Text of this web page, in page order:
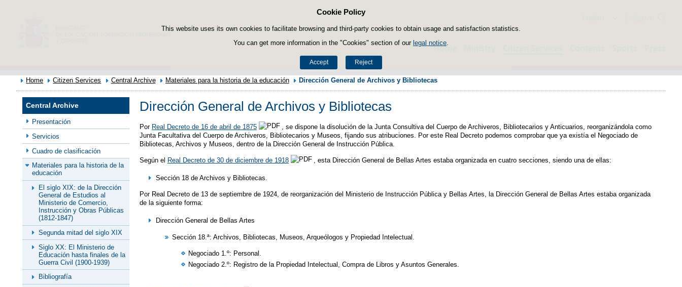
Cookie Policy
This website uses its own cookies to facilitate browsing and third-party cookies to obtain usage and satisfaction statistics.
You can get more information in the "Cookies" section of our legal notice
Accept Reject
Skip to content
Home
Home Citizen Services Central Archive Materiales para la historia de la educación Dirección General de Archivos y Bibliotecas
Central Archive
Presentación
Servicios
Cuadro de clasificación
Materiales para la historia de la
educación
El siglo XIX: de la Dirección
General de Estudios al
Ministerio de Comercio,
Instrucción y Obras Públicas
(1812-1847)
Segunda mitad del siglo XIX
Siglo XX: El Ministerio de
Educación hasta finales de la
Guerra Civil (1900-1939)
Bibliografía
Dirección General de Archivos y Bibliotecas
Por Real Decreto de 16 de abril de 1875
, se dispone la disolución de la Junta Consultiva del Cuerpo de Archiveros, Bibliotecarios y Anticuarios, reorganizándola como
Junta Facultativa del Cuerpo de Archiveros, Bibliotecarios y Museos, fijando sus atribuciones. Por este Real Decreto podemos comprobar que ya existía el Negociado de
Bibliotecas, Archivos y Museos, dentro de la Dirección General de Instrucción Pública.
Según el Real Decreto de 30 de diciembre de 1918 , esta Dirección General de Bellas Artes estaba organizada en cuatro secciones, siendo una de ellas:
Sección 18 de Archivos y Bibliotecas.
Por Real Decreto de 13 de septiembre de 1924, de reorganización del Ministerio de Instrucción Pública y Bellas Artes, la Dirección General de Bellas Artes estaba organizada
de la siguiente forma:
Dirección General de Bellas Artes
Sección 18.ª: Archivos, Bibliotecas, Museos, Arqueólogos y Propiedad Intelectual.
Negociado 1.º: Personal.
Negociado 2.º: Registro de la Propiedad Intelectual, Compra de Libros y Asuntos Generales.